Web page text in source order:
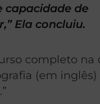
capacidade de
Ela concluiu.
completo na
(em inglês)
.”